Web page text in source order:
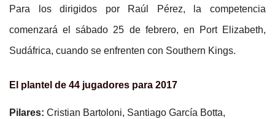
Para los dirigidos por Raúl Pérez, la competencia
comenzará el sábado 25 de febrero, en Port Elizabeth,
Sudáfrica, cuando se enfrenten con Southern Kings.
El plantel de 44 jugadores para 2017
Pilares: Cristian Bartoloni, Santiago García Botta,